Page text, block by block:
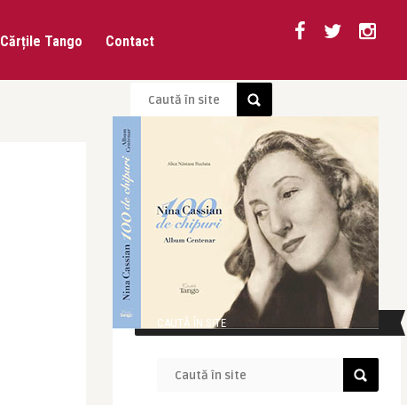
Cărțile Tango Contact
CAUTĂ ÎN SITE